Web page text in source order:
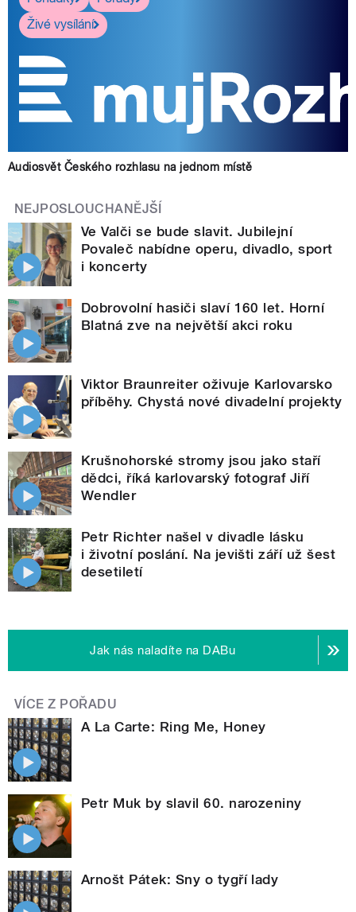
Živé vysílání
Audiosvět Českého rozhlasu na jednom místě
NEJPOSLOUCHANĚJŠÍ
Ve Valči se bude slavit. Jubilejní
Povaleč nabídne operu, divadlo, sport
i koncerty
Dobrovolní hasiči slaví 160 let. Horní
Blatná zve na největší akci roku
Viktor Braunreiter oživuje Karlovarsko
příběhy. Chystá nové divadelní projekty
Krušnohorské stromy jsou jako staří
dědci, říká karlovarský fotograf Jiří
Wendler
Petr Richter našel v divadle lásku
i životní poslání. Na jevišti září už šest
desetiletí
Jak nás naladíte na DABu
VÍCE Z POŘADU
A La Carte: Ring Me, Honey
Petr Muk by slavil 60. narozeniny
Arnošt Pátek: Sny o tygří lady